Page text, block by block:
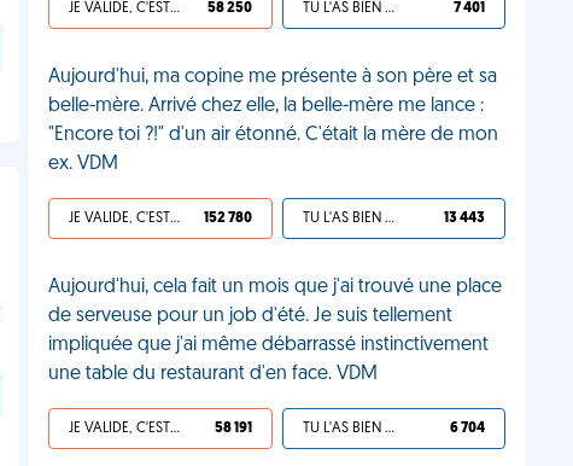
JE VALIDE, C'EST UNE VDM 58 250 TU L'AS BIEN MÉRITÉ 7 401
Aujourd'hui, ma copine me présente à son père et sa
belle-mère. Arrivé chez elle, la belle-mère me lance :
"Encore toi ?!" d'un air étonné. C'était la mère de mon
ex. VDM
JE VALIDE, C'EST UNE VDM 152 780 TU L'AS BIEN MÉRITÉ 13 443
Aujourd'hui, cela fait un mois que j'ai trouvé une place
de serveuse pour un job d'été. Je suis tellement
impliquée que j'ai même débarrassé instinctivement
une table du restaurant d'en face. VDM
JE VALIDE, C'EST UNE VDM 58 191 TU L'AS BIEN MÉRITÉ 6 704